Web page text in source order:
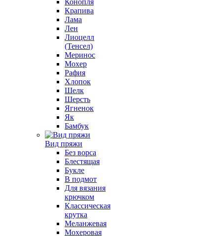
Конопля
Крапива
Лама
Лен
Лиоцелл
(Тенсел)
Меринос
Мохер
Рафия
Хлопок
Шелк
Шерсть
Ягненок
Як
Бамбук
Вид пряжи
Без ворса
Блестящая
Букле
В подмот
Для вязания
крючком
Классическая
крутка
Меланжевая
Мохеровая